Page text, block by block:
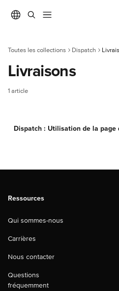
Toutes les collections Dispatch
Livraisons
1 article
Dispatch : Utilisation de la page
Ressources
Qui sommes-nous
Carrières
Nous contacter
Questions
fréquemment